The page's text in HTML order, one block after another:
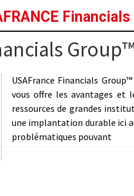
Financials
USAFrance Financials
vous offre les avantages et
ressources de grandes
une implantation durable ici
problématiques pouvant